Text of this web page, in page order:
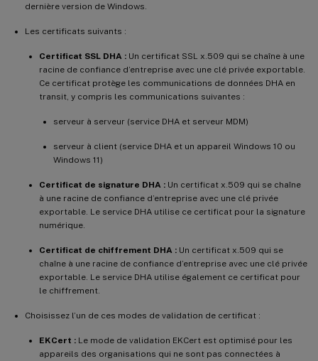
dernière version de Windows.
Les certificats suivants :
Certificat SSL DHA : Un certificat SSL x.509 qui se chaîne à une
racine de confiance d’entreprise avec une clé privée exportable.
Ce certificat protège les communications de données DHA en
transit, y compris les communications suivantes :
serveur à serveur (service DHA et serveur MDM)
serveur à client (service DHA et un appareil Windows 10 ou
Windows 11)
Certificat de signature DHA : Un certificat x.509 qui se chaîne
à une racine de confiance d’entreprise avec une clé privée
exportable. Le service DHA utilise ce certificat pour la signature
numérique.
Certificat de chiffrement DHA : Un certificat x.509 qui se
chaîne à une racine de confiance d’entreprise avec une clé privée
exportable. Le service DHA utilise également ce certificat pour
le chiffrement.
Choisissez l’un de ces modes de validation de certificat :
EKCert : Le mode de validation EKCert est optimisé pour les
appareils des organisations qui ne sont pas connectées à